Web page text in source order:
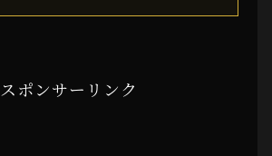
スポンサーリンク